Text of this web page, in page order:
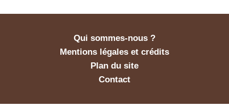
Qui sommes-nous ?
Mentions légales et crédits
Plan du site
Contact